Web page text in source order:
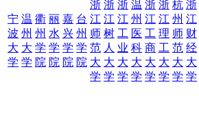
宁
波
大
学
温
州
大
学
衢
州
学
院
丽
水
学
院
嘉
兴
学
院
台
州
学
院
浙
江
师
范
大
学
浙
江
树
人
大
学
浙
江
工
业
大
学
温
州
医
科
大
学
浙
江
工
商
大
学
浙
江
理
工
大
学
杭
州
师
范
大
学
浙
江
财
经
大
学